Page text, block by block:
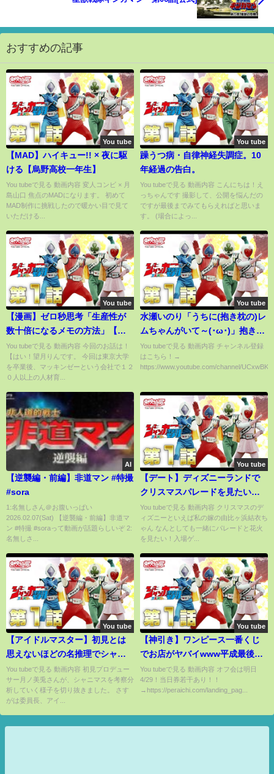
おすすめの記事
You tube
【MAD】ハイキュー!! × 夜に駆
ける【烏野高校一年生】
You tubeで見る 動画内容 変人コンビ × 月
島山口 焦点のMADになります。 初めて
MAD制作に挑戦したので暖かい目で見て
いただける...
You tube
躁うつ病・自律神経失調症。10
年経過の告白。
You tubeで見る 動画内容 こんにちは！え
っちゃんです 撮影して、公開を悩んだの
ですが最後までみてもらえればと思いま
す。 (場合によっ...
You tube
【漫画】ゼロ秒思考「生産性が
数十倍になるメモの方法」【メ
モのやり方】
You tubeで見る 動画内容 今回のお話は！
【はい！望月りんです。 今回は東京大学
を卒業後、マッキンゼーという会社で１２
０人以上の人材育...
You tube
水瀬いのり「うちに(抱き枕の)レ
ムちゃんがいて～(･ω･)」抱き枕
カバーについて語るいのりん！
You tubeで見る 動画内容 チャンネル登録
はこちら！→
https://www.youtube.com/channel/
AI
【逆襲編・前編】非道マン #特撮
#sora
1:名無しさん＠お腹いっぱい
2026.02.07(Sat) 【逆襲編・前編】非道マ
ン #特撮 #soraって動画が話題らしいぞ 2:
名無しさ...
You tube
【デート】ディズニーランドで
クリスマスパレードを見たい！
【アニメ俺ガイル聖地を由比ヶ
浜結衣と行く】
You tubeで見る 動画内容 クリスマスのデ
ィズニーといえば私の嫁の由比ヶ浜結衣ち
ゃん なんとしても一緒にパレードと花火
を見たい！入場ゲ...
You tube
【アイドルマスター】初見とは
思えないほどの名推理でシャニ
マスを考察していく月ノ美兎
【シャイニーカラーズ】
You tubeで見る 動画内容 初見プロデュー
サー月ノ美兎さんが、シャニマスを考察分
析していく様子を切り抜きました。 さす
がは委員長、アイ...
You tube
【神引き】ワンピース一番くじ
でお店がヤバイwww平成最後に
運を使い果たす…
You tubeで見る 動画内容 オフ会は明日
4/29！当日券若干あり！！
→https://peraichi.com/landing_pag...